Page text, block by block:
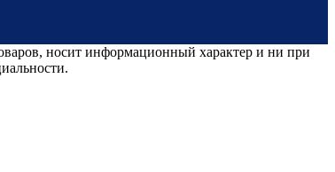
носит информационный характер и ни при